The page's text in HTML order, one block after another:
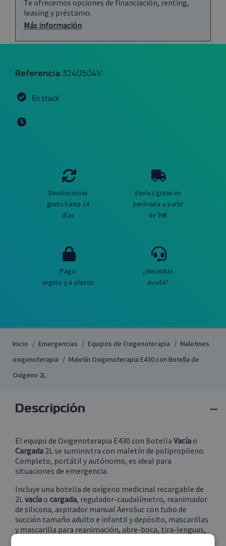
Te ofrecemos opciones de financiación, renting,
leasing y préstamo.
Más información
Referencia 3240504V
En stock
Devoluciones
gratis hasta 14
días
Envíos gratis en
península a partir
de 99€
Pago
seguro y a plazos
¿Necesitas
ayuda?
Inicio Emergencias Equipos de Oxigenoterapia
Maletines
oxigenoterapia
Maletín Oxigenoterapia E430 con Botella de
Oxígeno 2L
Descripción 
El equipo de Oxigenoterapia E430 con Botella Vacíao
Cargada 2L se suministra con maletín de polipropileno.
Completo, portátil y autónomo, es ideal para
situaciones de emergencia.
Incluye una botella de oxígeno medicinal recargable de
2L vacíao cargada, regulador-caudalímetro, reanimador
de silicona, aspirador manual AeroSuc con tubo de
succión tamaño adulto e infantil y depósito, mascarillas
y mascarilla para reanimación, abre-boca, tira-lenguas,